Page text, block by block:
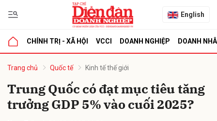
English
CHÍNH TRỊ - XÃ HỘI VCCI DOANH NGHIỆP DOANH
Trang chủ Quốc tế Kinh tế thế giới
Trung Quốc có đạt mục tiêu tăng
trưởng GDP 5% vào cuối 2025?
luận